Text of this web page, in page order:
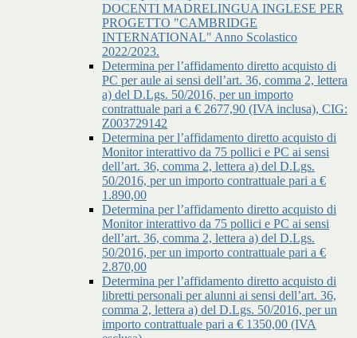
DOCENTI MADRELINGUA INGLESE PER
PROGETTO "CAMBRIDGE
INTERNATIONAL" Anno Scolastico
2022/2023.
Determina per l’affidamento diretto acquisto di
PC per aule ai sensi dell’art. 36, comma 2, lettera
a) del D.Lgs. 50/2016, per un importo
contrattuale pari a € 2677,90 (IVA inclusa), CIG:
Z003729142
Determina per l’affidamento diretto acquisto di
Monitor interattivo da 75 pollici e PC ai sensi
dell’art. 36, comma 2, lettera a) del D.Lgs.
50/2016, per un importo contrattuale pari a €
1.890,00
Determina per l’affidamento diretto acquisto di
Monitor interattivo da 75 pollici e PC ai sensi
dell’art. 36, comma 2, lettera a) del D.Lgs.
50/2016, per un importo contrattuale pari a €
2.870,00
Determina per l’affidamento diretto acquisto di
libretti personali per alunni ai sensi dell’art. 36,
comma 2, lettera a) del D.Lgs. 50/2016, per un
importo contrattuale pari a € 1350,00 (IVA